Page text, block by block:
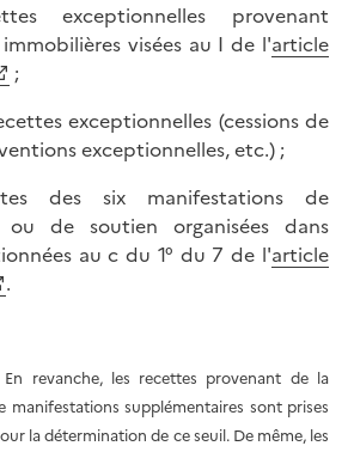
exceptionnelles provenant
visées au I de l'article
;
exceptionnelles (cessions de
exceptionnelles, etc.) ;
des six manifestations de
ou de soutien organisées dans
au c du 1° du 7 de l'article
.
En revanche, les recettes provenant de la
manifestations supplémentaires sont prises
la détermination de ce seuil. De même, les